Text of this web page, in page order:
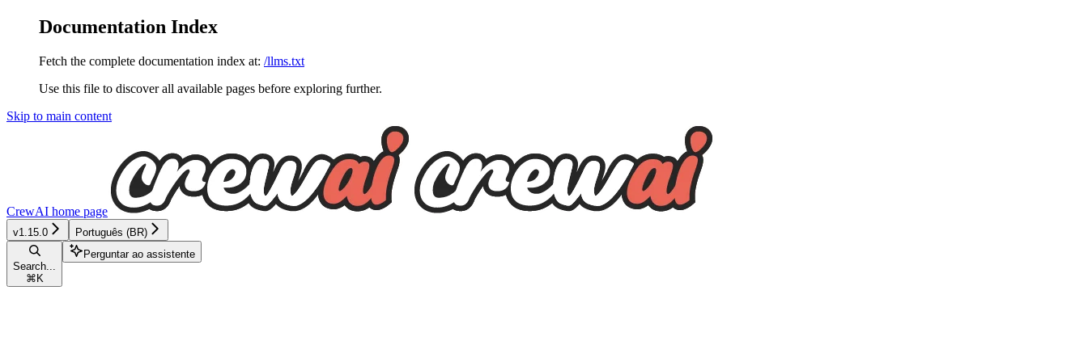
Documentation Index
Fetch the complete documentation index at: /llms.txt
Use this file to discover all available pages before exploring further.
Skip to main content
CrewAI home page
v1.15.0 Português (BR)
Search...
⌘ K
Perguntar ao assistente